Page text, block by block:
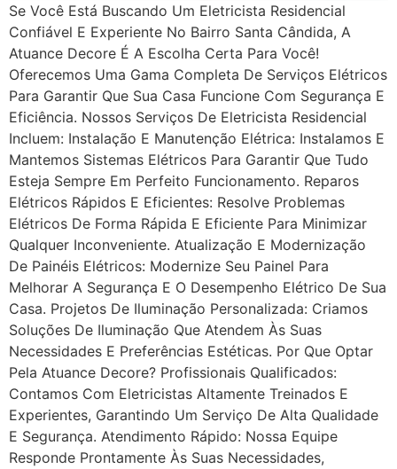
Se Você Está Buscando Um Eletricista Residencial
Confiável E Experiente No Bairro Santa Cândida, A
Atuance Decore É A Escolha Certa Para Você!
Oferecemos Uma Gama Completa De Serviços Elétricos
Para Garantir Que Sua Casa Funcione Com Segurança E
Eficiência. Nossos Serviços De Eletricista Residencial
Incluem: Instalação E Manutenção Elétrica: Instalamos E
Mantemos Sistemas Elétricos Para Garantir Que Tudo
Esteja Sempre Em Perfeito Funcionamento. Reparos
Elétricos Rápidos E Eficientes: Resolve Problemas
Elétricos De Forma Rápida E Eficiente Para Minimizar
Qualquer Inconveniente. Atualização E Modernização
De Painéis Elétricos: Modernize Seu Painel Para
Melhorar A Segurança E O Desempenho Elétrico De Sua
Casa. Projetos De Iluminação Personalizada: Criamos
Soluções De Iluminação Que Atendem Às Suas
Necessidades E Preferências Estéticas. Por Que Optar
Pela Atuance Decore? Profissionais Qualificados:
Contamos Com Eletricistas Altamente Treinados E
Experientes, Garantindo Um Serviço De Alta Qualidade
E Segurança. Atendimento Rápido: Nossa Equipe
Responde Prontamente Às Suas Necessidades,